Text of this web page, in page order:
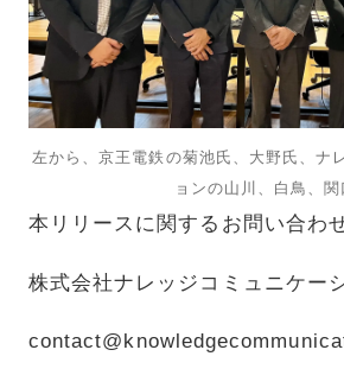
左から、京王電鉄の菊池氏、大野氏、ナ
ョンの山川、白鳥、関
本リリースに関するお問い合わ
株式会社ナレッジコミュニケー